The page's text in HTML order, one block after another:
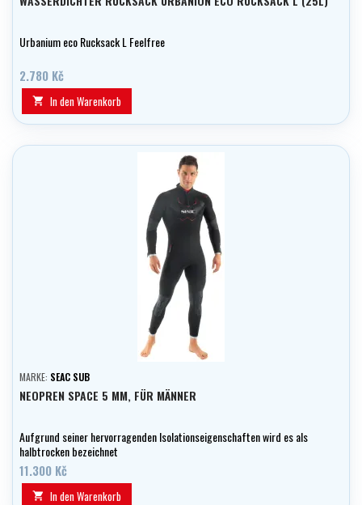
Urbanium eco Rucksack L Feelfree
2.780 Kč
 In den Warenkorb
MARKE: SEAC SUB
NEOPREN SPACE 5 MM, FÜR MÄNNER
Aufgrund seiner hervorragenden Isolationseigenschaften wird es als
halbtrocken bezeichnet
11.300 Kč
 In den Warenkorb